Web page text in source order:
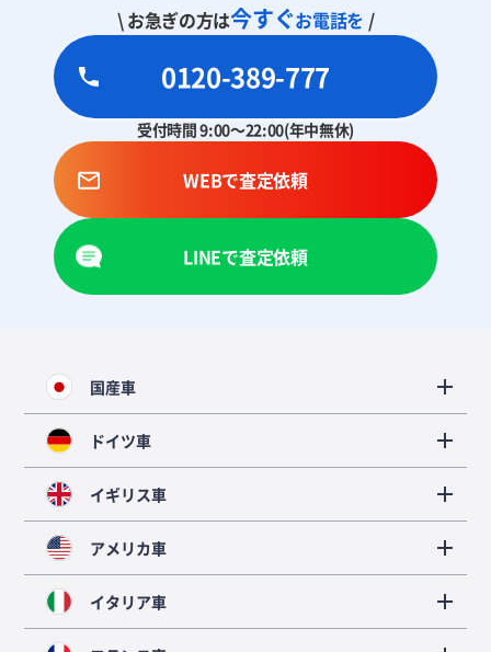
\ お急ぎの方は今すぐお電話を /
0120-389-777
受付時間 9:00～22:00(年中無休)
WEBで査定依頼
LINEで査定依頼
国産車
ドイツ車
イギリス車
アメリカ車
イタリア車